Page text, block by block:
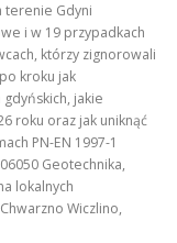
terenie Gdyni
i w 19 przypadkach
którzy zignorowali
kroku jak
jakie
roku oraz jak uniknąć
PN-EN 1997-1
Geotechnika,
lokalnych
Wiczlino,